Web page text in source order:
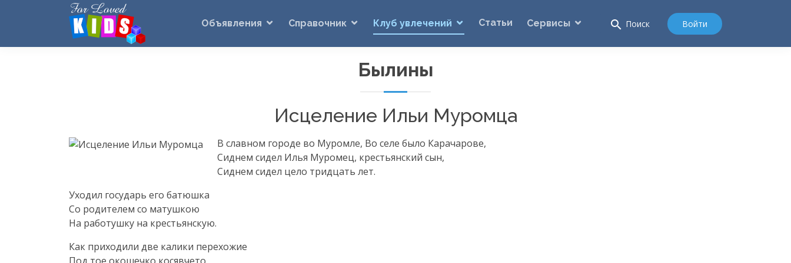
Объявления Справочник Клуб увлечений Статьи Сервисы search Поиск Войти
Былины
Исцеление Ильи Муромца
В славном городе во Муромле, Во селе было Карачарове,
Сиднем сидел Илья Муромец, крестьянский сын,
Сиднем сидел цело тридцать лет.
Уходил государь его батюшка
Со родителем со матушкою
На работушку на крестьянскую.
Как приходили две калики перехожие